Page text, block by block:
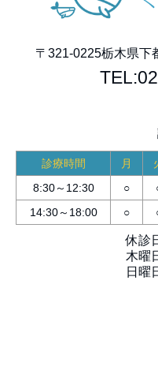
〒321-0225栃木県下
診療時間 月
8:30～12:30
○
14:30～18:00
○
休診
木曜
日曜